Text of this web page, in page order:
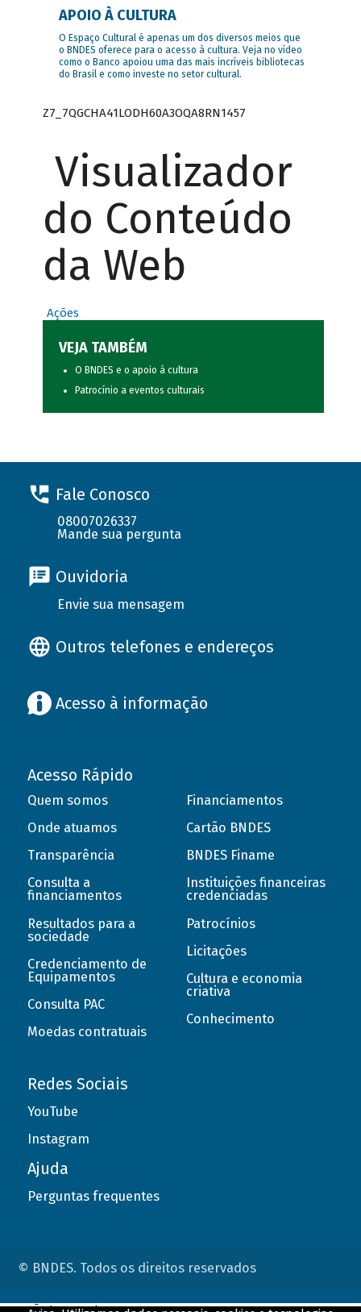
APOIO À CULTURA
O Espaço Cultural é apenas um dos diversos meios que
o BNDES oferece para o acesso à cultura. Veja no vídeo
como o Banco apoiou uma das mais incríveis bibliotecas
do Brasil e como investe no setor cultural.
Z7_7QGCHA41LODH60A3OQA8RN1457
Visualizador
do Conteúdo
da Web
Ações
VEJA TAMBÉM
O BNDES e o apoio à cultura
Patrocínio a eventos culturais
Fale Conosco
08007026337
Mande sua pergunta
Ouvidoria
Envie sua mensagem
Outros telefones e endereços
Acesso à informação
Acesso Rápido
Quem somos
Onde atuamos
Transparência
Consulta a
financiamentos
Resultados para a
sociedade
Credenciamento de
Equipamentos
Consulta PAC
Moedas contratuais
Financiamentos
Cartão BNDES
BNDES Finame
Instituições financeiras
credenciadas
Patrocínios
Licitações
Cultura e economia
criativa
Conhecimento
Redes Sociais
YouTube
Instagram
Ajuda
Perguntas frequentes
© BNDES. Todos os direitos reservados